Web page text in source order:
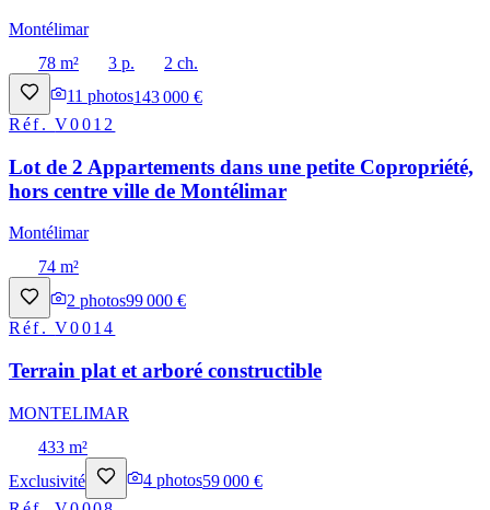
Montélimar
78 m²
3 p.
2 ch.
11 photos143 000 €
Réf.V0012
Lot de 2 Appartements dans une petite Copropriété,
hors centre ville de Montélimar
Montélimar
74 m²
2 photos99 000 €
Réf.V0014
Terrain plat et arboré constructible
MONTELIMAR
433 m²
Exclusivité
4 photos59 000 €